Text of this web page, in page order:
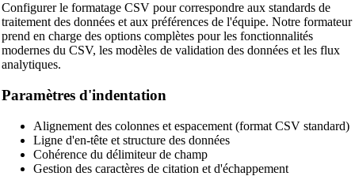
Configurer le formatage CSV pour correspondre aux standards de
traitement des données et aux préférences de l'équipe. Notre formateur
prend en charge des options complètes pour les fonctionnalités
modernes du CSV, les modèles de validation des données et les flux
analytiques.
Paramètres d'indentation
Alignement des colonnes et espacement (format CSV standard)
Ligne d'en-tête et structure des données
Cohérence du délimiteur de champ
Gestion des caractères de citation et d'échappement